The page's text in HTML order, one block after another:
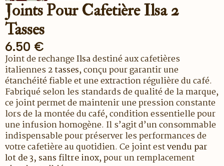
Joints Pour Cafetière Ilsa 2
Tasses
6.50 €
Joint de rechangeIlsadestiné aux cafetières
italiennes2 tasses, conçu pour garantir une
étanchéité fiable et une extraction régulière du café.
Fabriqué selon les standards de qualité de la marque,
ce joint permet de maintenir une pression constante
lors de la montée du café, condition essentielle pour
une infusion homogène. Il s’agit d’un consommable
indispensable pour préserver les performances de
votre cafetière au quotidien. Ce joint estvendu par
lot de 3, sans filtre inox, pour un remplacement